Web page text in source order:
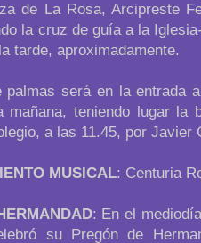
de La Rosa, Arcipreste
la cruz de guía a la
tarde, aproximadamente.
palmas será en la entrada
mañana, teniendo lugar la
a las 11.45, por Javier
MUSICAL: Centuria
: En el
su Pregón de